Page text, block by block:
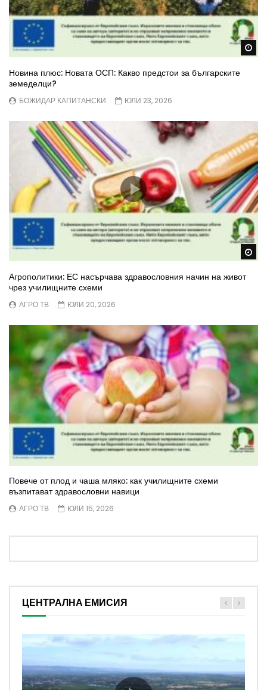
Новина плюс: Новата ОСП: Какво предстои за българските
земеделци?
БОЖИДАР КАПИТАНСКИ ЮЛИ 23, 2026
Агрополитики: ЕС насърчава здравословния начин на живот
чрез училищните схеми
АГРО ТВ ЮЛИ 20, 2026
Повече от плод и чаша мляко: как училищните схеми
възпитават здравословни навици
АГРО ТВ ЮЛИ 15, 2026
ЦЕНТРАЛНА ЕМИСИЯ